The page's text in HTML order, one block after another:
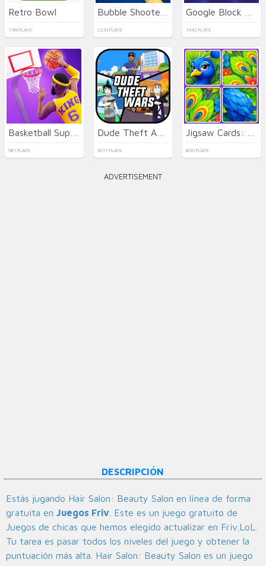
Retro Bowl
1169 PLAYS 2233 PLAYS 1442 PLAYS
581 PLAYS 3017 PLAYS 800 PLAYS
ADVERTISEMENT
DESCRIPCIÓN
Estás jugando Hair Salon: Beauty Salon en línea de forma
gratuita en Juegos Friv . Este es un juego gratuito de
Juegos de chicas que hemos elegido actualizar en Friv.LoL.
Tu tarea es pasar todos los niveles del juego y obtener la
puntuación más alta. Hair Salon: Beauty Salon es un juego